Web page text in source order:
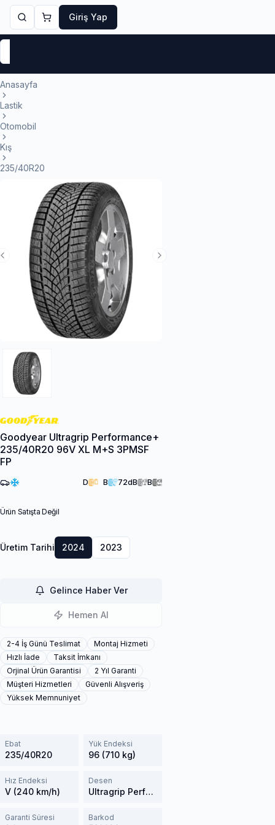
Giriş Yap
Anasayfa
Lastik
Otomobil
Kış
235/40R20
Next Slide
Previous Slide
Goodyear Ultragrip Performance+
235/40R20 96V XL M+S 3PMSF
FP
D B 72dB B
Ürün Satışta Değil
Üretim Tarihi 2024 2023
Gelince Haber Ver
Hemen Al
2-4 İş Günü Teslimat
Montaj Hizmeti
Hızlı İade
Taksit İmkanı
Orjinal Ürün Garantisi
2 Yıl Garanti
Müşteri Hizmetleri
Güvenli Alışveriş
Yüksek Memnuniyet
Ebat
235/40R20
Yük Endeksi
96 (710 kg)
Hız Endeksi
V (240 km/h)
Desen
Ultragrip Performance+
Garanti Süresi Barkod